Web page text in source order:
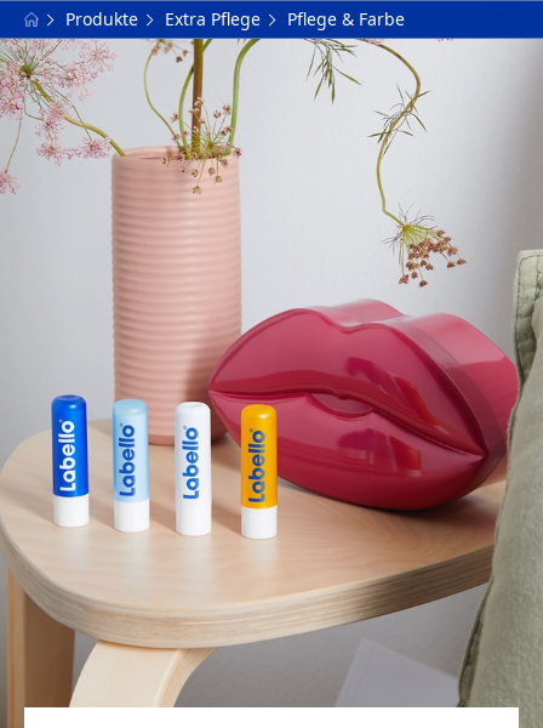
Produkte Extra Pflege Pflege & Farbe
FILTER
PRODUKTTYP
Extra natürlich
Pflege & Farbe
AUSGEWÄHLTE FILTER